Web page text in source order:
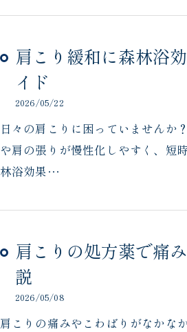
肩こり緩和に森林浴
イド
2026/05/22
日々の肩こりに困っていませんか
や肩の張りが慢性化しやすく、短
林浴効果…
肩こりの処方薬で痛
説
2026/05/08
肩こりの痛みやこわばりがなかな